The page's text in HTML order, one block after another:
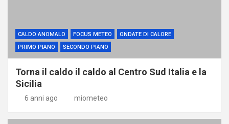
CALDO ANOMALO FOCUS METEO
ONDATE DI CALORE
PRIMO PIANO
SECONDO PIANO
Torna il caldo il caldo al Centro Sud Italia e la
Sicilia
6 anni ago miometeo